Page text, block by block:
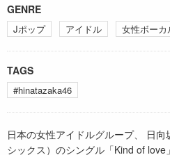
GENRE
Jポップ アイドル 女性ボーカ
TAGS
#hinatazaka46
日本の女性アイドルグループ、 日
シックス）のシングル「Kind of